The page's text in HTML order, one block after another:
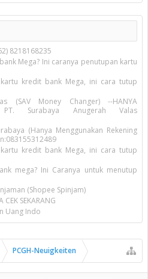
8218168235
Mega? Ini caranya penutupan kartu
kredit bank Mega, ini cara tutup
(SAV Money Changer) --HANYA
Surabaya Anugerah Valas
(Hanya Menggunakan Rekening
kredit bank Mega, ini cara tutup
mega? Ini Caranya untuk menutup
(Shopee Spinjam)
CEK SEKARANG
Uang Indo
PCGH-Neuigkeiten